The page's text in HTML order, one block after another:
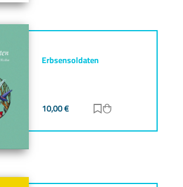
Erbsensoldaten
10,00€ Zur Merkliste